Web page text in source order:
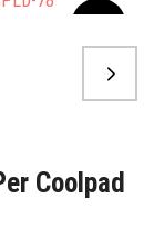
Coolpad